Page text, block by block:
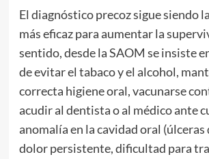
El diagnóstico precoz sigue siendo
más eficaz para aumentar la
sentido, desde la SAOM se insiste
de evitar el tabaco y el alcohol,
correcta higiene oral, vacunarse
acudir al dentista o al médico ante
anomalía en la cavidad oral (úlceras
dolor persistente, dificultad para